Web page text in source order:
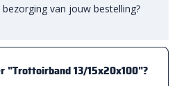
van jouw bestelling?
"Trottoirband 13/15x20x100"?